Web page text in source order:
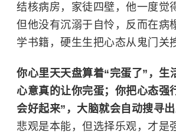
结核病房，家徒四壁，他一度觉
但他没有沉溺于自怜，反而在病
学书籍，硬生生把心态从鬼门关
你心里天天盘算着“完蛋了”，生
心意真的让你完蛋；你把心态强
会好起来”，大脑就会自动搜寻出
悲观是本能，但选择乐观，才是